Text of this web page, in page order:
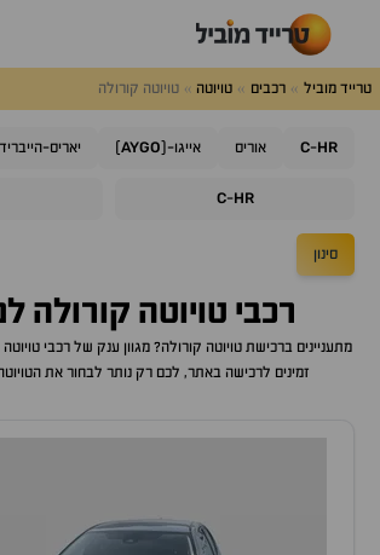
טרייד מוביל רכבים טויוטה טויוטה קורולה
C-HR אוריס אייגו-(AYGO
) יאריס-הייבריד
C-HR
סינון
רכבי טויוטה קורולה
מתעניינים ברכישתטויוטה קורולה? מגוון ענק של רכבי
זמינים לרכישה באתר, לכם רק נותר לבחור את ה